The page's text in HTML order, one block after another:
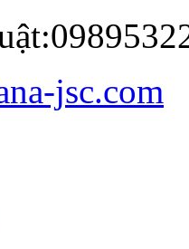
jsc.com